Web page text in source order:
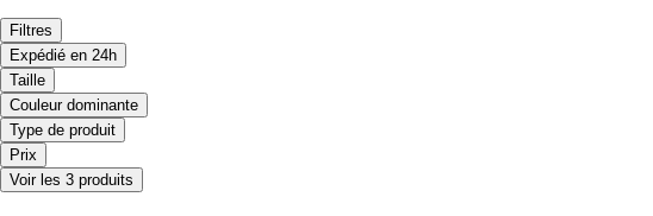
Filtres
Expédié en 24h
Taille
Couleur dominante
Type de produit
Prix
Voir les 3 produits